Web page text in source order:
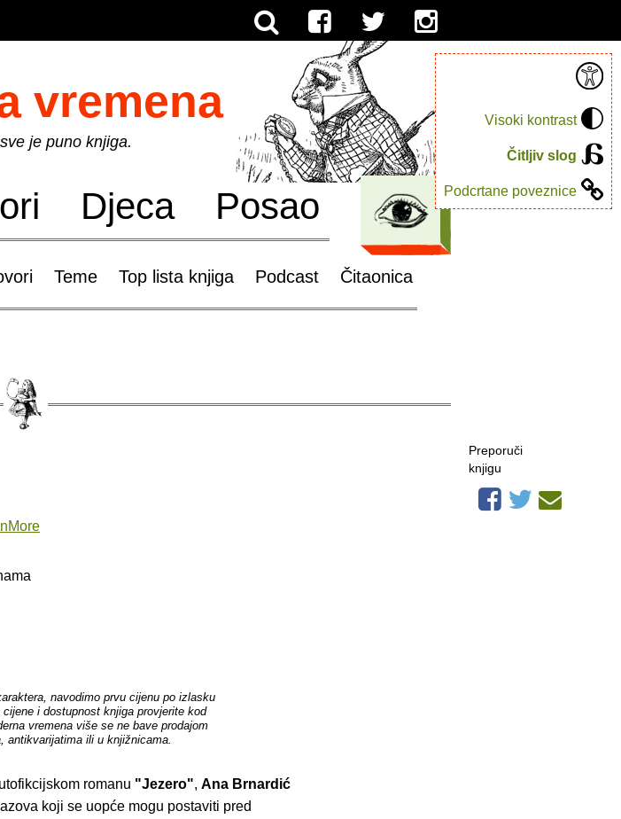
Visoki kontrast
Čitljiv slog
Podcrtane poveznice
vremena
je puno knjiga.
Djeca Posao
Teme Top lista knjiga Podcast Čitaonica
navodimo prvu cijenu po izlasku
i dostupnost knjiga provjerite kod
vremena više se ne bave prodajom
antikvarijatima ili u knjižnicama.
romanu "Jezero", Ana Brnardić
koji se uopće mogu postaviti pred
Preporuči
knjigu